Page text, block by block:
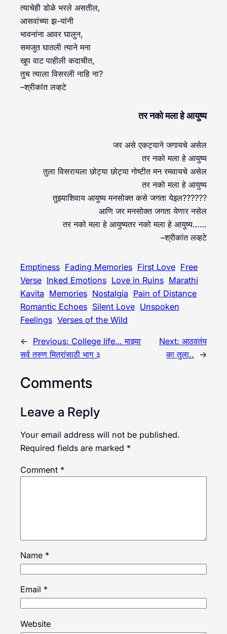
त्याचेही डोळे भरले असतील,
आसवांच्या झ-यांनी
भावनांना आवर घालुन,
समजुत घातली त्याने मना
खुप वाट पाहीली कदाचीत,
तुच त्याला विसरली नाहि ना?
–श्रीकांत लव्हटे
तर नको मला हे आयुष्य
जर असे एकट्याने जगायचे असेल
तर नको मला हे आयुष्य
तुला विसरायला छोट्या छोट्या गोष्टीत मन रमवायचे असेल
तर नको मला हे आयुष्य
तुझ्याशिवाय आयुष्य मनसोक्त कसे जगता येइल??????
आणि जर मनसोक्त जगता येणार नसेल
तर नको मला हे आयुष्यतर नको मला हे आयुष्य……
–श्रीकांत लव्हटे
Emptiness Fading Memories First Love Free
Verse Inked Emotions Love in Ruins Marathi
Kavita Memories Nostalgia Pain of Distance
Romantic Echoes Silent Love Unspoken
Feelings Verses of the Wild
← Previous: College life… माझ्या
सर्व तरुण मित्रांसाठी भाग ३
Next: आठवतंय
का तुला..
→
Comments
Leave a Reply
Your email address will not be published.
Required fields are marked *
Comment *
Name *
Email *
Website